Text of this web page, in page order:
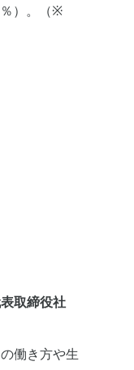
）。（※
取締役社
働き方や生